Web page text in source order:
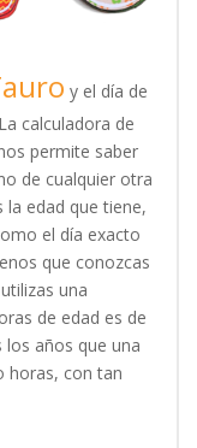
y el día de
calculadora de
permite saber
de cualquier otra
la edad que tiene,
el día exacto
que conozcas
una
de edad es de
los años que una
horas, con tan